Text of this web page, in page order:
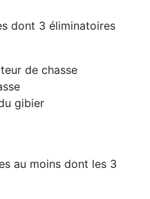
dont 3 éliminatoires
de chasse
gibier
au moins dont les 3